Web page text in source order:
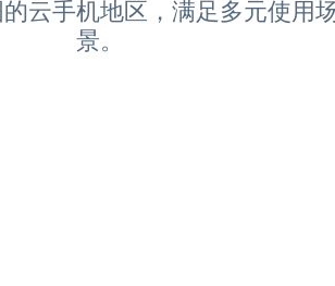
云手机地区，满足多元使用
景。